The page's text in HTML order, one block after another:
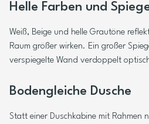
Helle Farben und
Weiß, Beige und helle Grautöne
Raum größer wirken. Ein großer
verspiegelte Wand verdoppelt
Bodengleiche Dusche
Statt einer Duschkabine mit Rahmen